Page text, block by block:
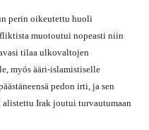
perin oikeutettu huoli
muotoutui nopeasti niin
tilaa ulkovaltojen
myös ääri-islamistiselle
pedon irti, ja sen
Irak joutui turvautumaan